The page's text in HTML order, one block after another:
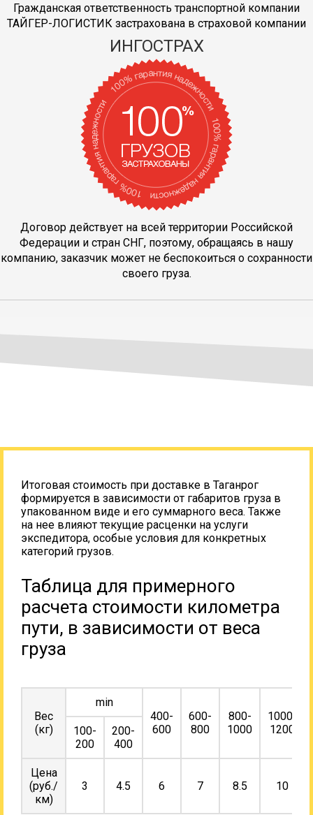
Гражданская ответственность транспортной компании
ТАЙГЕР-ЛОГИСТИК застрахована в страховой компании
ИНГОСТРАХ
Договор действует на всей территории Российской
Федерации и стран СНГ, поэтому, обращаясь в нашу
компанию, заказчик может не беспокоиться о сохранности
своего груза.
Итоговая стоимость при доставке в Таганрог
формируется в зависимости от габаритов груза в
упакованном виде и его суммарного веса. Также
на нее влияют текущие расценки на услуги
экспедитора, особые условия для конкретных
категорий грузов.
Таблица для примерного
расчета стоимости километра
пути, в зависимости от веса
груза
Вес
(кг)
min
400-
600
600-
800
800-
1000
1000-
1200
100-
200
200-
400
Цена
(руб./
км)
3 4.5 6 7 8.5 10